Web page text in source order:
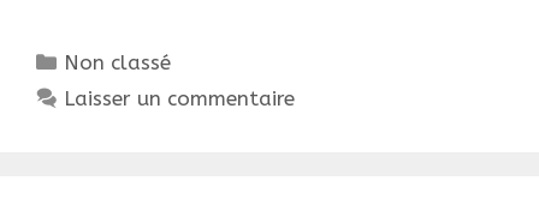
Catégories
Non classé
Laisser un commentaire